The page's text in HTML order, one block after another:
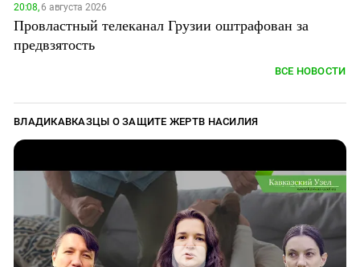
20:08,6 августа 2026
Провластный телеканал Грузии оштрафован за
предвзятость
ВСЕ НОВОСТИ
ВЛАДИКАВКАЗЦЫ О ЗАЩИТЕ ЖЕРТВ НАСИЛИЯ